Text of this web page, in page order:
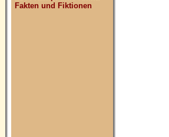
Fakten und Fiktionen